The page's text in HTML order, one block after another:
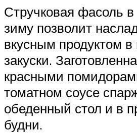
Стручковая фасоль
зиму позволит
вкусным продуктом в
закуски.
красными
томатном соусе
обеденный стол и в
будни.